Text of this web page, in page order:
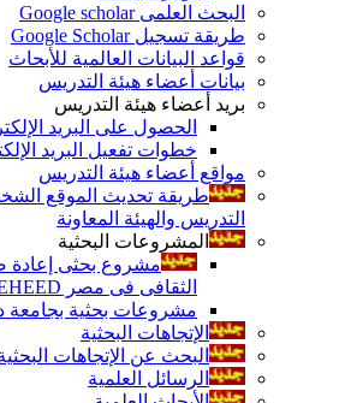
البحث العلمى Google scholar
طريقة تسجيل Google Scholar
قواعد البيانات العالمية للأبحاث
بيانات أعضاء هيئة التدريس
بريد أعضاء هيئة التدريس
الحصول على البريد
خطوات تفعيل البريد
مواقع أعضاء هيئة التدريس
طريقة تحديث الموقع
التدريس والهيئة المعاونة
المشروعات البحثية
مشروع بحثى إعادة
الثقافى فى مصر REHEED
مشروعات بحثية بجامعة
الإتجاهات البحثية
البحث عن الإتجاهات
الرسائل العلمية